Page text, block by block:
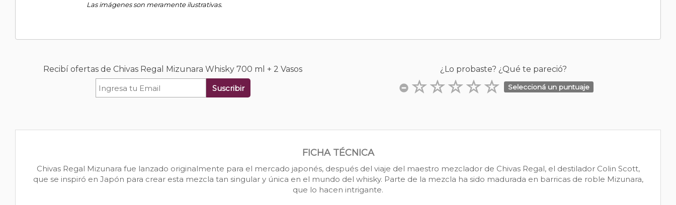
Las imágenes son meramente ilustrativas.
Recibí ofertas de Chivas Regal Mizunara Whisky 700 ml + 2 Vasos
Suscribir
¿Lo probaste? ¿Qué te pareció?
Seleccioná un puntuaje
FICHA TÉCNICA
Chivas Regal Mizunara fue lanzado originalmente para el mercado japonés, después del viaje del maestro mezclador de Chivas Regal, el destilador Colin Scott,
que se inspiró en Japón para crear esta mezcla tan singular y única en el mundo del whisky. Parte de la mezcla ha sido madurada en barricas de roble Mizunara,
que lo hacen intrigante.